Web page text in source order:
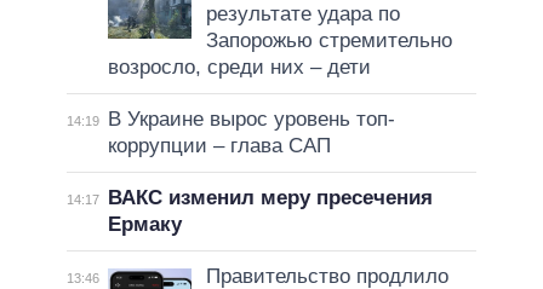
результате удара по
Запорожью стремительно
возросло, среди них – дети
14:19
В Украине вырос уровень топ-
коррупции – глава САП
14:17
ВАКС изменил меру пресечения
Ермаку
13:46
Правительство продлило